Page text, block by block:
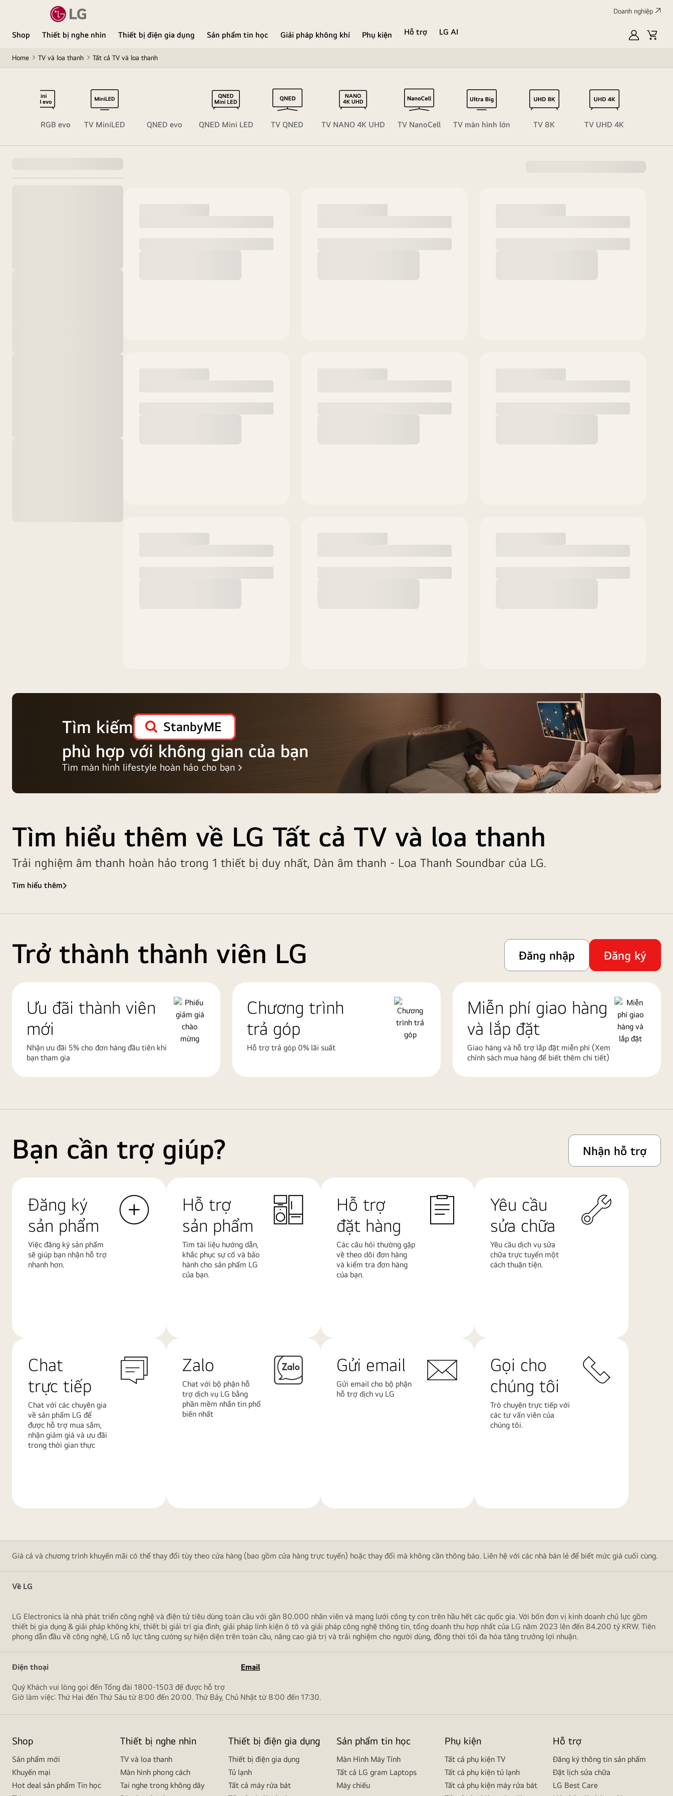
Doanh nghiệp
Shop Thiết bị nghe nhìn Thiết bị điện gia dụng Sản phẩm tin học Giải pháp không khí Phụ kiện Hỗ trợ
LG AI
MyLGGiỏ
Home TV và loa thanh Tất cả TV và loa thanh
TV Mini RGB evo TV MiniLED QNED evo QNED Mini LED TV QNED TV NANO 4K UHD TV NanoCell TV màn hình lớn TV 8K TV UHD 4K
Tìm kiếm StanbyME
phù hợp với không gian của bạn
Tìm màn hình lifestyle hoàn hảo cho bạn
Tìm hiểu thêm về LG Tất cả TV và loa thanh
Trải nghiệm âm thanh hoàn hảo trong 1 thiết bị duy nhất, Dàn âm thanh - Loa Thanh Soundbar của LG.
Tìm hiểu thêm
Trở thành thành viên LG Đăng nhập Đăng ký
Ưu đãi thành viên
mới
Nhận ưu đãi 5% cho đơn hàng đầu tiên khi
bạn tham gia
Chương trình
trả góp
Hỗ trợ trả góp 0% lãi suất
Miễn phí giao hàng
và lắp đặt
Giao hàng và hỗ trợ lắp đặt miễn phí (Xem
chính sách mua hàng để biết thêm chi tiết)
Bạn cần trợ giúp? Nhận hỗ trợ
Đăng ký
sản phẩm
Việc đăng ký sản phẩm
sẽ giúp bạn nhận hỗ trợ
nhanh hơn.
Hỗ trợ
sản phẩm
Tìm tài liệu hướng dẫn,
khắc phục sự cố và bảo
hành cho sản phẩm LG
của bạn.
Hỗ trợ
đặt hàng
Các câu hỏi thường gặp
về theo dõi đơn hàng
và kiểm tra đơn hàng
của bạn.
Yêu cầu
sửa chữa
Yêu cầu dịch vụ sửa
chữa trực tuyến một
cách thuận tiện.
Chat
trực tiếp
Chat với các chuyên gia
về sản phẩm LG để
được hỗ trợ mua sắm,
nhận giảm giá và ưu đãi
trong thời gian thực
Zalo
Chat với bộ phận hỗ
trợ dịch vụ LG bằng
phần mềm nhắn tin phổ
biến nhất
Gửi email
Gửi email cho bộ phận
hỗ trợ dịch vụ LG
Gọi cho
chúng tôi
Trò chuyện trực tiếp với
các tư vấn viên của
chúng tôi.
Giá cả và chương trình khuyến mãi có thể thay đổi tùy theo cửa hàng (bao gồm cửa hàng trực tuyến) hoặc thay đổi mà không cần thông báo. Liên hệ với các nhà bán lẻ để biết mức giá cuối cùng.
Về LG
LG Electronics là nhà phát triển công nghệ và điện tử tiêu dùng toàn cầu với gần 80.000 nhân viên và mạng lưới công ty con trên hầu hết các quốc gia. Với bốn đơn vị kinh doanh chủ lực gồm
thiết bị gia dụng & giải pháp không khí, thiết bị giải trí gia đình, giải pháp linh kiện ô tô và giải pháp công nghệ thông tin, tổng doanh thu hợp nhất của LG năm 2023 lên đến 84.200 tỷ KRW. Tiên
phong dẫn đầu về công nghệ, LG nỗ lực tăng cường sự hiện diện trên toàn cầu, nâng cao giá trị và trải nghiệm cho người dùng, đồng thời tối đa hóa tăng trưởng lợi nhuận.
Điện thoại Email
Quý Khách vui lòng gọi đến Tổng đài 1800-1503 để được hỗ trợ
Giờ làm việc: Thứ Hai đến Thứ Sáu từ 8:00 đến 20:00. Thứ Bảy, Chủ Nhật từ 8:00 đến 17:30.
Shop
Sản phẩm mới
Khuyến mại
Hot deal sản phẩm Tin học
Thiết bị nghe nhìn
TV và loa thanh
Màn hình phong cách
Tai nghe trong không dây
Thiết bị điện gia dụng
Thiết bị điện gia dụng
Tủ lạnh
Tất cả máy rửa bát
Sản phẩm tin học
Màn Hình Máy Tính
Tất cả LG gram Laptops
Máy chiếu
Phụ kiện
Tất cả phụ kiện TV
Tất cả phụ kiện tủ lạnh
Tất cả phụ kiện máy rửa bát
Hỗ trợ
Đăng ký thông tin sản phẩm
Đặt lịch sửa chữa
LG Best Care